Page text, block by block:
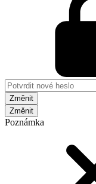
Změnit
Poznámka